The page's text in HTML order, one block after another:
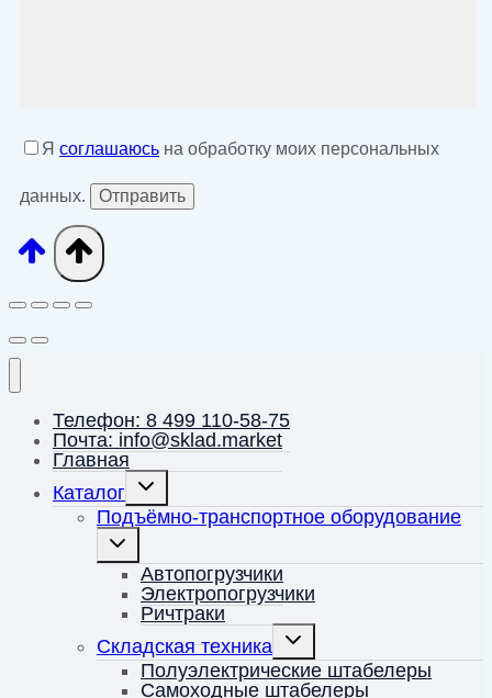
Я соглашаюсь на обработку моих персональных
данных.
Телефон: 8 499 110-58-75
Почта: info@sklad.market
Главная
Каталог
Переключить
меню
Подъёмно-транспортное оборудование
Переключить
меню Автопогрузчики
Электропогрузчики
Ричтраки
Складская техника
Переключить
меню
Полуэлектрические штабелеры
Самоходные штабелеры